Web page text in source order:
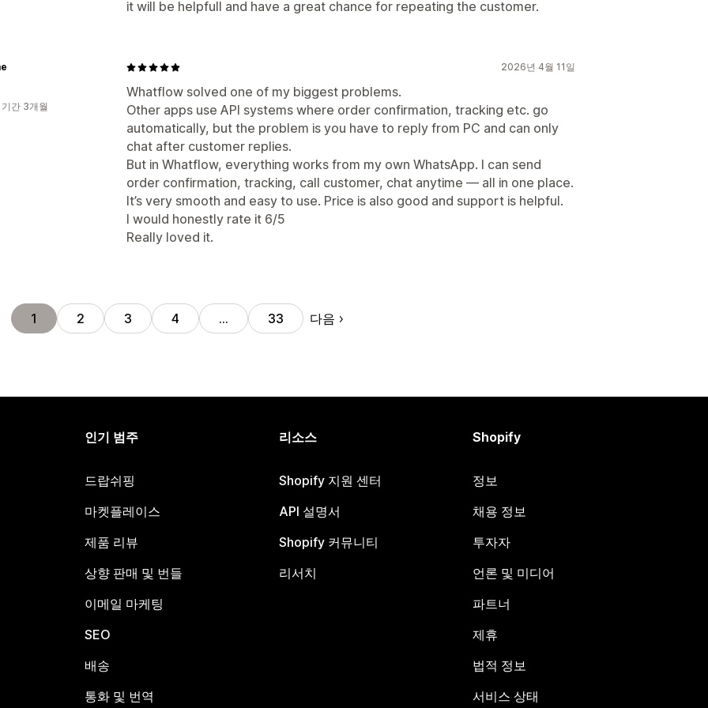
it will be helpfull and have a great chance for repeating the customer.
2026년 4월 11일
Whatflow solved one of my biggest problems.
Other apps use API systems where order confirmation, tracking etc. go
automatically, but the problem is you have to reply from PC and can only
chat after customer replies.
But in Whatflow, everything works from my own WhatsApp. I can send
order confirmation, tracking, call customer, chat anytime — all in one place.
It’s very smooth and easy to use. Price is also good and support is helpful.
I would honestly rate it 6/5
Really loved it.
간 3개월
1 2 3 4 … 33 다음
인기 범주
드랍쉬핑
마켓플레이스
제품 리뷰
상향 판매 및 번들
이메일 마케팅
SEO
배송
통화 및 번역
리소스
Shopify 지원 센터
API 설명서
Shopify 커뮤니티
리서치
Shopify
정보
채용 정보
투자자
언론 및 미디어
파트너
제휴
법적 정보
서비스 상태